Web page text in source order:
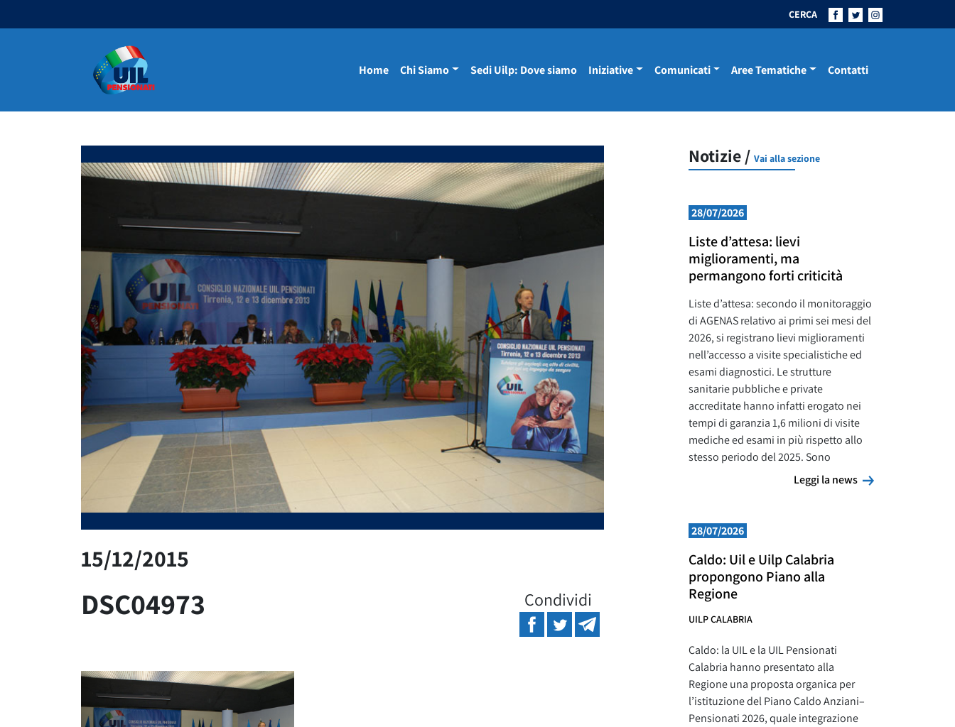
CERCA
Navigazione principale Home Chi Siamo Sedi Uilp: Dove siamo Iniziative Comunicati Aree Tematiche Contatti
15/12/2015
DSC04973 Condividi
Notizie / Vai alla sezione
28/07/2026
Liste d’attesa: lievi
miglioramenti, ma
permangono forti criticità
Liste d’attesa: secondo il monitoraggio
di AGENAS relativo ai primi sei mesi del
2026, si registrano lievi miglioramenti
nell’accesso a visite specialistiche ed
esami diagnostici. Le strutture
sanitarie pubbliche e private
accreditate hanno infatti erogato nei
tempi di garanzia 1,6 milioni di visite
mediche ed esami in più rispetto allo
stesso periodo del 2025. Sono
Leggi la news
Leggi la news
28/07/2026
Caldo: Uil e Uilp Calabria
propongono Piano alla
Regione
UILP CALABRIA
Caldo: la UIL e la UIL Pensionati
Calabria hanno presentato alla
Regione una proposta organica per
l’istituzione del Piano Caldo Anziani–
Pensionati 2026, quale integrazione